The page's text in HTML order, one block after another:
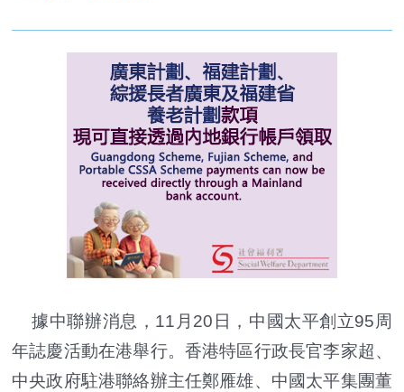
據中聯辦消息，11月20日，中國太平創立95周
年誌慶活動在港舉行。香港特區行政長官李家超、
中央政府駐港聯絡辦主任鄭雁雄、中國太平集團董